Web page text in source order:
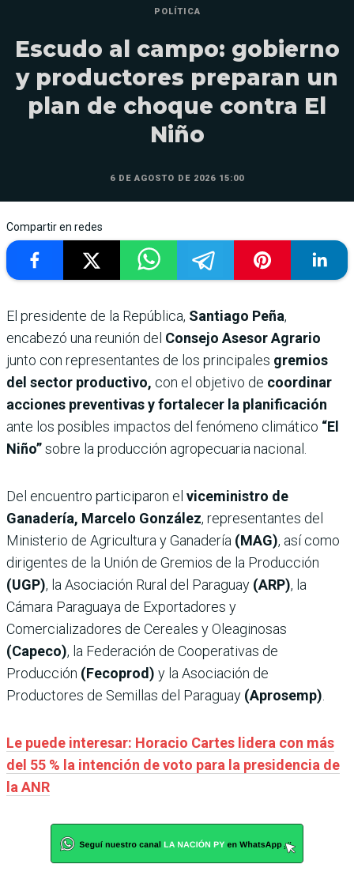
POLÍTICA
Escudo al campo: gobierno
y productores preparan un
plan de choque contra El
Niño
6 DE AGOSTO DE 2026 15:00
Compartir en redes
El presidente de la República, Santiago Peña,
encabezó una reunión del Consejo Asesor Agrario
junto con representantes de los principales gremios
del sector productivo, con el objetivo de coordinar
acciones preventivas y fortalecer la planificación
ante los posibles impactos del fenómeno climático “El
Niño”sobre la producción agropecuaria nacional.
Del encuentro participaron el viceministro de
Ganadería, Marcelo González, representantes del
Ministerio de Agricultura y Ganadería (MAG), así como
dirigentes de la Unión de Gremios de la Producción
(UGP), la Asociación Rural del Paraguay (ARP), la
Cámara Paraguaya de Exportadores y
Comercializadores de Cereales y Oleaginosas
(Capeco), la Federación de Cooperativas de
Producción (Fecoprod) y la Asociación de
Productores de Semillas del Paraguay (Aprosemp).
Le puede interesar: Horacio Cartes lidera con más
del 55 % la intención de voto para la presidencia de
la ANR